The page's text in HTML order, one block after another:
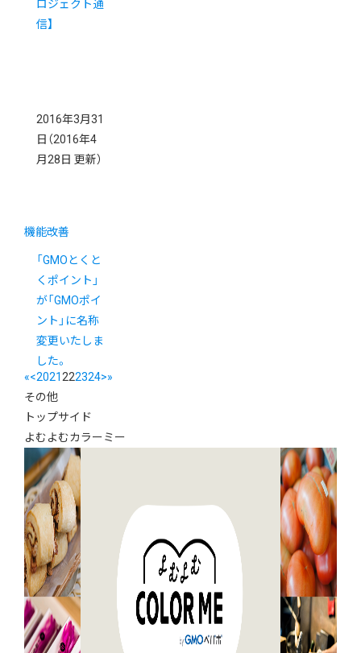
ロジェクト通
信】
2016年3月31
日 （2016年4
月28日 更新）
機能改善
「GMOとくと
くポイント」
が「GMOポイ
ント」に名称
変更いたしま
した。
«<2021222324>»
その他
トップサイド
よむよむカラーミー